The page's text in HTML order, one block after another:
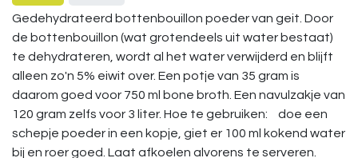
Gedehydrateerd bottenbouillon poeder van geit. Door
de bottenbouillon (wat grotendeels uit water bestaat)
te dehydrateren, wordt al het water verwijderd en blijft
alleen zo'n 5% eiwit over. Een potje van 35 gram is
daarom goed voor 750 ml bone broth. Een navulzakje van
120 gram zelfs voor 3 liter. Hoe te gebruiken: doe een
schepje poeder in een kopje, giet er 100 ml kokend water
bij en roer goed. Laat afkoelen alvorens te serveren.